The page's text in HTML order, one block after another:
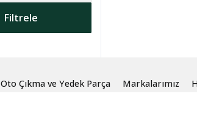
Filtrele
Oto Çıkma ve Yedek Parça Markalarımız